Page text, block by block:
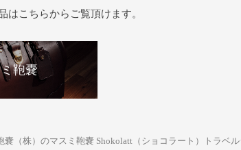
はこちらからご覧頂けます。
鞄嚢
嚢（株）のマスミ鞄嚢 Shokolatt（ショコラート）トラベル